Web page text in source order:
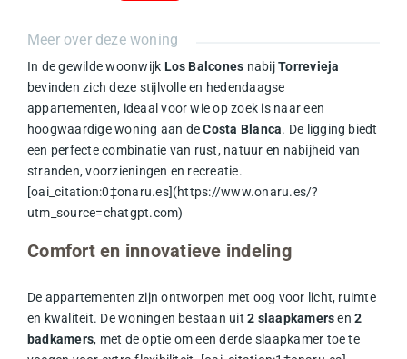
Meer over deze woning
In de gewilde woonwijk Los Balcones nabijTorrevieja
bevinden zich deze stijlvolle en hedendaagse
appartementen, ideaal voor wie op zoek is naar een
hoogwaardige woning aan deCosta Blanca. De ligging biedt
een perfecte combinatie van rust, natuur en nabijheid van
stranden, voorzieningen en recreatie.
[oai_citation:0‡onaru.es](https://www.onaru.es/?
utm_source=chatgpt.com)
Comfort en innovatieve indeling
De appartementen zijn ontworpen met oog voor licht, ruimte
en kwaliteit. De woningen bestaan uit2 slaapkamersen2
badkamers, met de optie om een derde slaapkamer toe te